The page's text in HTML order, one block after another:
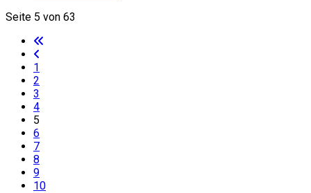
Seite 5 von 63
1
2
3
4
5
6
7
8
9
10